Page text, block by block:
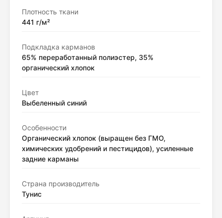
Плотность ткани
441 г/м²
Подкладка карманов
65% переработанный полиэстер, 35%
органический хлопок
Цвет
Выбеленный синий
Особенности
Органический хлопок (выращен без ГМО,
химических удобрений и пестицидов), усиленные
задние карманы
Страна производитель
Тунис